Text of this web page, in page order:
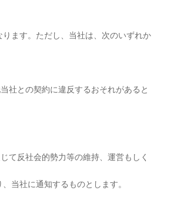
ます。ただし、当社は、次のいずれか
社との契約に違反するおそれがあると
て反社会的勢力等の維持、運営もしく
当社に通知するものとします。